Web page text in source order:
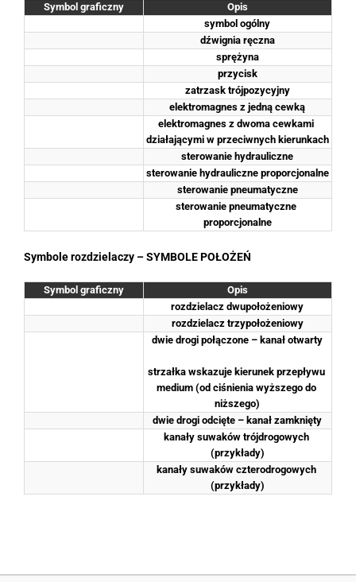
Symbol graficzny
Opis
symbol ogólny
dźwignia ręczna
sprężyna
przycisk
zatrzask trójpozycyjny
elektromagnes z jedną cewką
elektromagnes z dwoma cewkami
działającymi w przeciwnych kierunkach
sterowanie hydrauliczne
sterowanie hydrauliczne proporcjonalne
sterowanie pneumatyczne
sterowanie pneumatyczne
proporcjonalne
Symbole rozdzielaczy – SYMBOLE POŁOŻEŃ
Symbol graficzny
Opis
rozdzielacz dwupołożeniowy
rozdzielacz trzypołożeniowy
dwie drogi połączone – kanał otwarty
strzałka wskazuje kierunek przepływu
medium (od ciśnienia wyższego do
niższego)
dwie drogi odcięte – kanał zamknięty
kanały suwaków trójdrogowych
(przykłady)
kanały suwaków czterodrogowych
(przykłady)